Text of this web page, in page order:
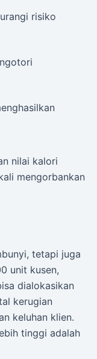
risiko
nilai kalori
mengorbankan
tetapi juga
unit kusen,
dialokasikan
kerugian
keluhan klien.
tinggi adalah